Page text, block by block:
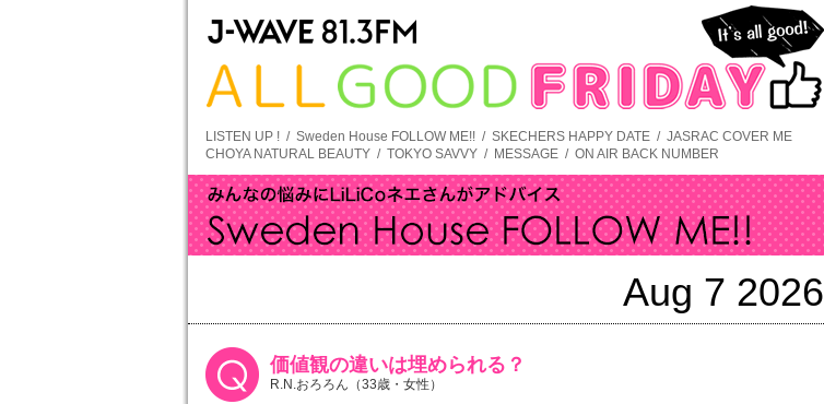
LISTEN UP ! / Sweden House FOLLOW ME!! / SKECHERS HAPPY DATE / JASRAC COVER ME
CHOYA NATURAL BEAUTY / TOKYO SAVVY / MESSAGE / ON AIR BACK NUMBER
Aug 7 2026
価値観の違いは埋められる？
R.N.おろろん（33歳・女性）